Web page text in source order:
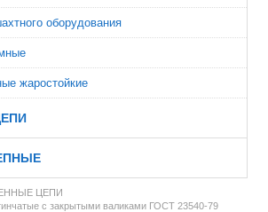
оборудования
жаростойкие
ЦЕПИ
с закрытыми валиками ГОСТ 23540-79